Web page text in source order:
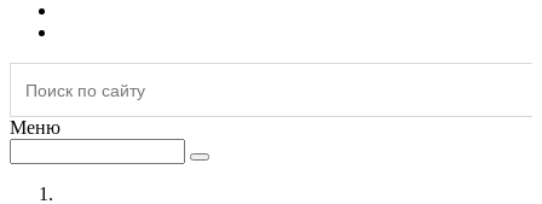
Меню